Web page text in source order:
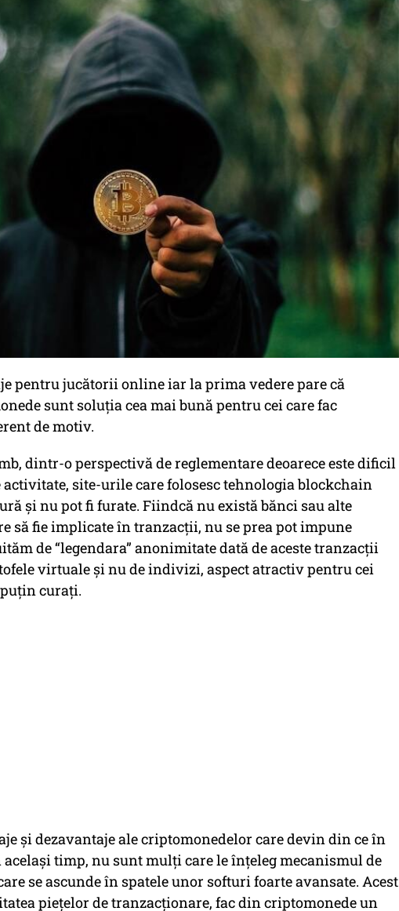
pentru jucătorii online iar la prima vedere pare că
sunt soluția cea mai bună pentru cei care fac
de motiv.
dintr-o perspectivă de reglementare deoarece este dificil
site-urile care folosesc tehnologia blockchain
și nu pot fi furate. Fiindcă nu există bănci sau alte
să fie implicate în tranzacții, nu se prea pot impune
de “legendara” anonimitate dată de aceste tranzacții
virtuale și nu de indivizi, aspect atractiv pentru cei
curați.
și dezavantaje ale criptomonedelor care devin din ce în
același timp, nu sunt mulți care le înțeleg mecanismul de
se ascunde în spatele unor softuri foarte avansate. Acest
piețelor de tranzacționare, fac din criptomonede un